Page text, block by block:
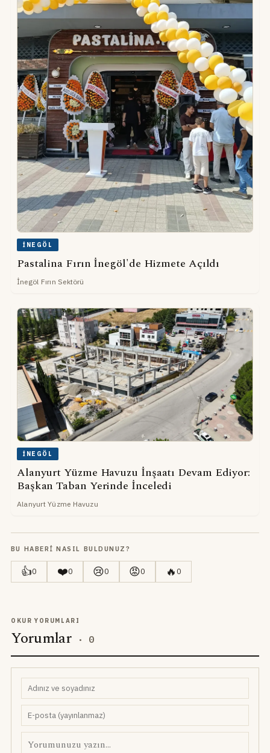
İNEGÖL
Pastalina Fırın İnegöl'de Hizmete Açıldı
İnegöl Fırın Sektörü
İNEGÖL
Alanyurt Yüzme Havuzu İnşaatı Devam Ediyor:
Başkan Taban Yerinde İnceledi
Alanyurt Yüzme Havuzu
BU HABERI NASIL BULDUNUZ?
👍0 ❤️0 😢0 😡0 🔥0
OKUR YORUMLARI
Yorumlar · 0